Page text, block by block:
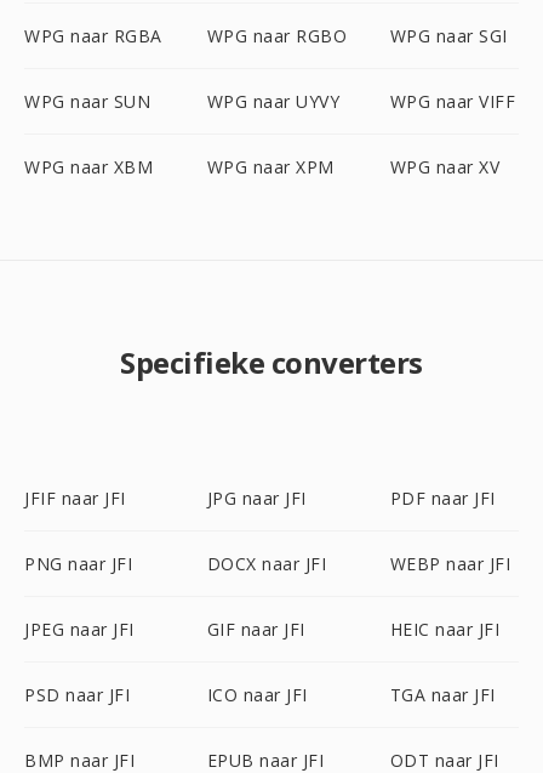
WPG naar RGBA WPG naar RGBO WPG naar SGI
WPG naar SUN WPG naar UYVY WPG naar VIFF
WPG naar XBM WPG naar XPM WPG naar XV
Specifieke converters
JFIF naar JFI JPG naar JFI PDF naar JFI
PNG naar JFI DOCX naar JFI WEBP naar JFI
JPEG naar JFI GIF naar JFI HEIC naar JFI
PSD naar JFI ICO naar JFI TGA naar JFI
BMP naar JFI EPUB naar JFI ODT naar JFI